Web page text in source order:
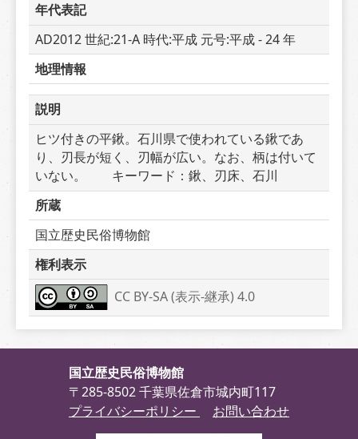
年代表記
AD2012 世紀:21-A 時代:平成 元号:平成 - 24 年
地理情報
説明
ヒツ付きの平鍬。石川県で使われている鍬であ
り、刃長が短く、刃幅が広い。なお、柄は付いて
いない。　　キーワード：鍬、刃床、石川
所蔵
国立歴史民俗博物館
権利表示
CC BY-SA (表示-継承) 4.0
国立歴史民俗博物館
〒285-8502 千葉県佐倉市城内町117
プライバシーポリシー
お問い合わせ